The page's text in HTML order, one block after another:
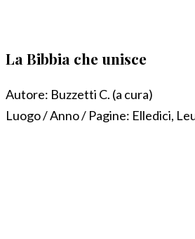
La Bibbia che unisce
Autore: Buzzetti C. (a cura)
Luogo / Anno / Pagine: Elledici,